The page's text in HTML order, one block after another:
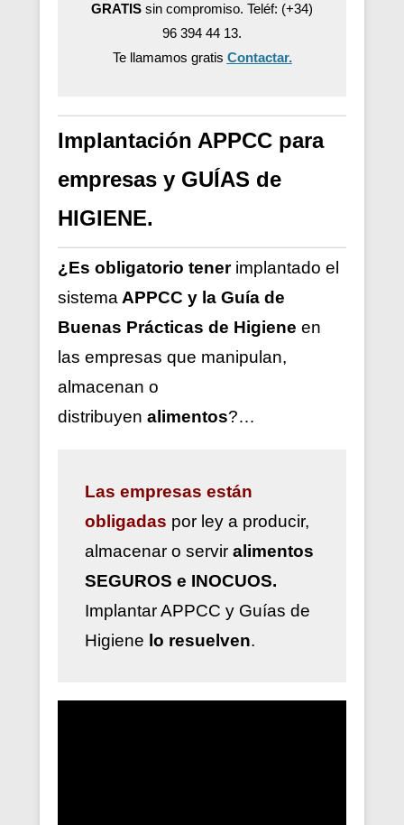
GRATIS sin compromiso. Teléf: (+34)
96 394 44 13.
Te llamamos gratis Contactar.
Implantación APPCC para
empresas y GUÍAS de
HIGIENE.
¿Es obligatorio tener implantado el
sistema APPCC y la Guía de
Buenas Prácticas de Higiene en
las empresas que manipulan,
almacenan o
distribuyen alimentos?…
Las empresas están
obligadas por ley a producir,
almacenar o servir alimentos
SEGUROS e INOCUOS.
ImplantarAPPCC y Guías de
Higiene lo resuelven.